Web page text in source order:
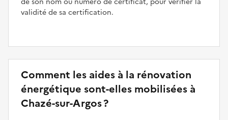
validité de sa certification.
Comment les aides à la rénovation
énergétique sont-elles mobilisées à
Chazé-sur-Argos ?